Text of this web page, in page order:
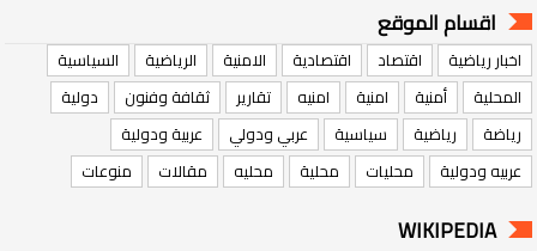
اقسام الموقع
اخبار رياضية اقتصاد اقتصادية الامنية الرياضية
السياسية
المحلية
أمنية امنية امنيه تقارير ثقافة وفنون
دولية
رياضة
رياضية سياسية عربي ودولي
عربية ودولية
عربيه ودولية
محليات محلية محليه مقالات منوعات
WIKIPEDIA